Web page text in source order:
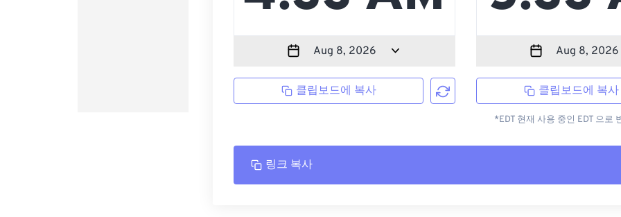
클립보드에 복사 클립보드에 복사
*EDT 현재 사용 중인 EDT 으로
링크 복사